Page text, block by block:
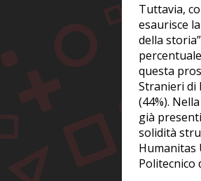
Tuttavia,
esaurisce
della
questa
Stranieri di
(44%).
già
solidità
Humanitas
Politecnico